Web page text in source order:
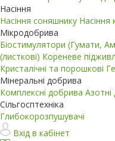
Насіння
Насіння соняшнику Насіння
Мікродобрива
Біостимулятори (Гумати,
(листкові) Кореневе
Кристалічні та порошкові
Мінеральні добрива
Комплексні добрива
Сільгосптехніка
Глибокорозпушувачі
Вхід в кабінет